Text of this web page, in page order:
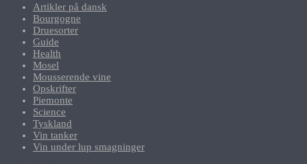
Artikler på dansk
Bourgogne
Druesorter
Guide
Health
Mosel
Mousserende vine
Opskrifter
Piemonte
Science
Tyskland
Vin tanker
Vin under lup smagninger